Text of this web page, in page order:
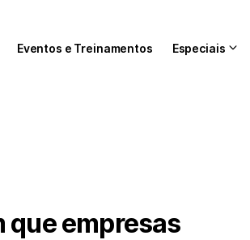
Eventos e Treinamentos Especiais
que empresas